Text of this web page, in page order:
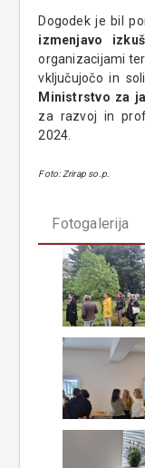
Dogodek je bil
izmenjavo
organizacijami
vključujočo in
Ministrstvo za
za razvoj in
2024.
Foto: Zrirap so.p.
Fotogalerija